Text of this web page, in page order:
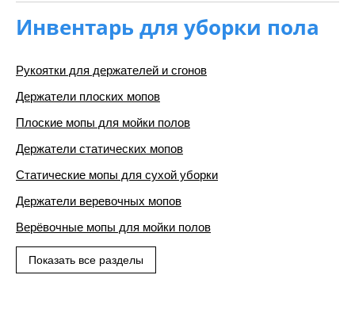
Инвентарь для уборки пола
Рукоятки для держателей и сгонов
Держатели плоских мопов
Плоские мопы для мойки полов
Держатели статических мопов
Статические мопы для сухой уборки
Держатели веревочных мопов
Верёвочные мопы для мойки полов
Показать все разделы